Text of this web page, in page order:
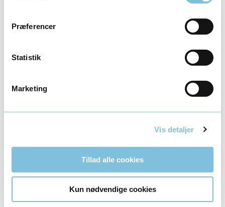
Præferencer
Statistik
Marketing
Vis detaljer
Tillad alle cookies
Kun nødvendige cookies